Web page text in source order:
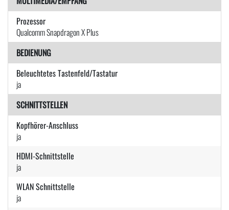
Prozessor
Qualcomm Snapdragon X Plus
BEDIENUNG
Beleuchtetes Tastenfeld/Tastatur
ja
SCHNITTSTELLEN
Kopfhörer-Anschluss
ja
HDMI-Schnittstelle
ja
WLAN Schnittstelle
ja